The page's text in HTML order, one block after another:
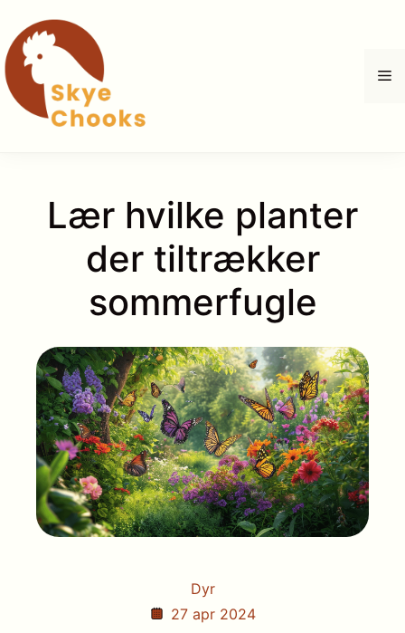
indhold
Lær hvilke planter
der tiltrækker
sommerfugle
Dyr
27 apr 2024